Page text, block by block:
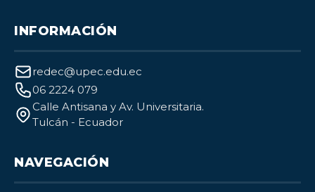
INFORMACIÓN
redec@upec.edu.ec
06 2224 079
Calle Antisana y Av. Universitaria.
Tulcán - Ecuador
NAVEGACIÓN